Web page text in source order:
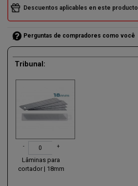
(2 reseñas)
Descuentos aplicables en este producto
Perguntas de compradores como você
Tribunal:
- +
Lâminas para
cortador | 18mm